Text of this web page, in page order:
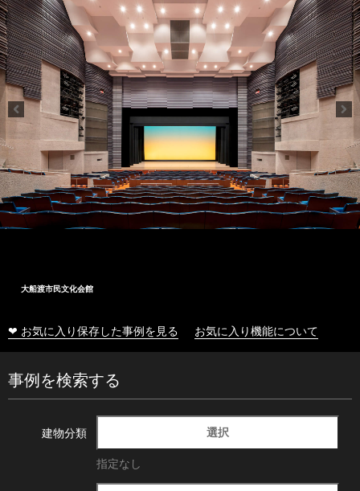
大船渡市民文化会館
❤ お気に入り保存した事例を見る お気に入り機能について
事例を検索する
建物分類 選択
指定なし